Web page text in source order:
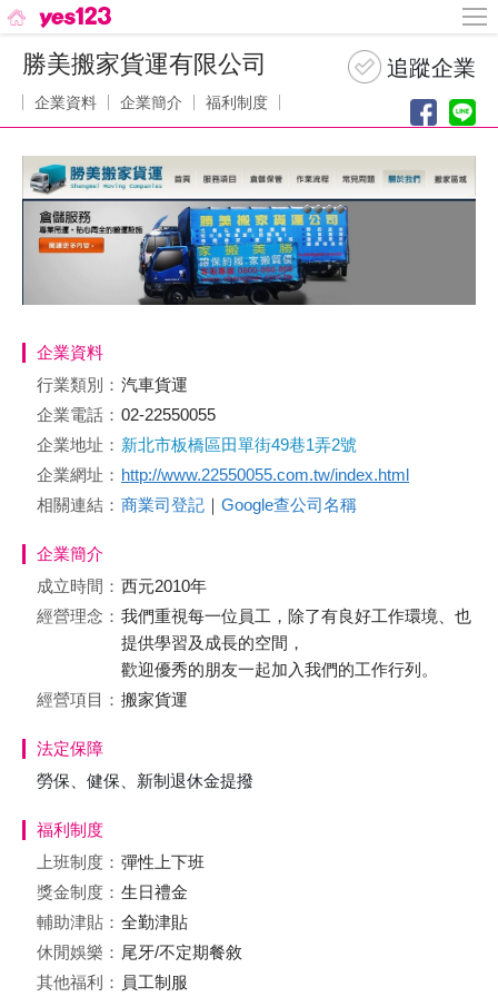
勝美搬家貨運有限公司
企業資料 企業簡介 福利制度
企業資料
行業類別： 汽車貨運
企業電話： 02-22550055
企業地址： 新北市板橋區田單街49巷1弄2號
企業網址： http://www.22550055.com.tw/index.html
相關連結： 商業司登記 ｜ Google查公司名稱
企業簡介
成立時間： 西元2010年
經營理念： 我們重視每一位員工，除了有良好工作環境、也
提供學習及成長的空間，
歡迎優秀的朋友一起加入我們的工作行列。
經營項目： 搬家貨運
法定保障
勞保、健保、新制退休金提撥
福利制度
上班制度： 彈性上下班
獎金制度： 生日禮金
輔助津貼： 全勤津貼
休閒娛樂： 尾牙/不定期餐敘
其他福利： 員工制服